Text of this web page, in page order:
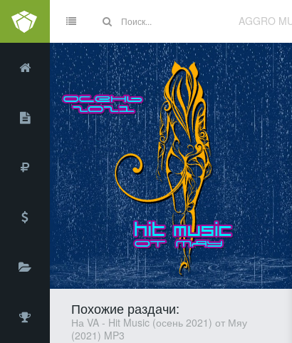
AGGRO
Похожие раздачи:
На VA - Hit Music (осень 2021) от Мяу
(2021) MP3